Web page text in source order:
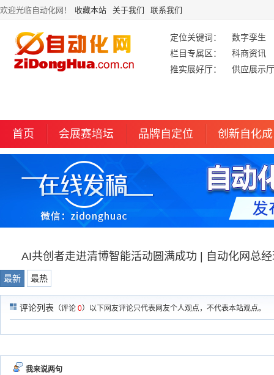
欢迎光临自动化网！ 收藏本站 关于我们 联系我们
定位关键词：
数字孪生
栏目专属区：
科商资讯
推实展好厅：
供应展示厅
首页 会展赛培坛 品牌自定位 创新自化成
AI共创者走进清博智能活动圆满成功 | 自动化网总经
最新 最热
评论列表 （评论 0）以下网友评论只代表网友个人观点，不代表本站观点。
我来说两句